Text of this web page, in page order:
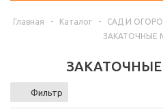
Главная - Каталог - САД И
ЗАКАТОЧНЫЕ
Фильтр